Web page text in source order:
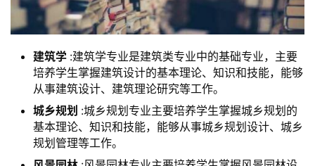
建筑学 :建筑学专业是建筑类专业中的基础专业，主要
培养学生掌握建筑设计的基本理论、知识和技能，能够
从事建筑设计、建筑理论研究等工作。
城乡规划 :城乡规划专业主要培养学生掌握城乡规划的
基本理论、知识和技能，能够从事城乡规划设计、城乡
规划管理等工作。